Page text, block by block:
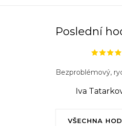
Poslední
VŠECHNA
Bezproblémový,
Iva